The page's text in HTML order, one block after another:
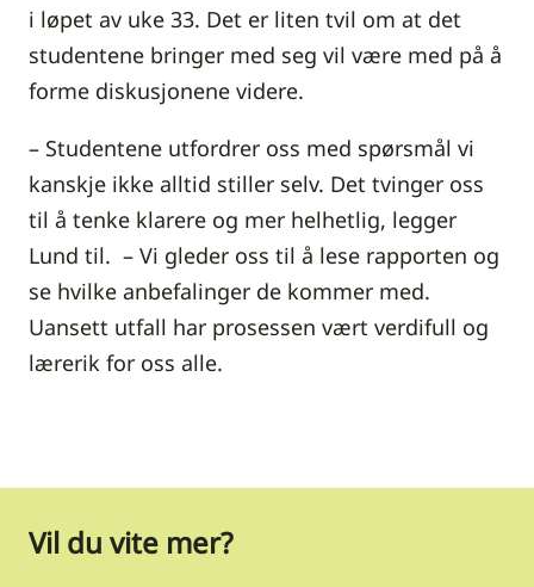
i løpet av uke 33. Det er liten tvil om at det
studentene bringer med seg vil være med på å
forme diskusjonene videre.
– Studentene utfordrer oss med spørsmål vi
kanskje ikke alltid stiller selv. Det tvinger oss
til å tenke klarere og mer helhetlig, legger
Lund til. – Vi gleder oss til å lese rapporten og
se hvilke anbefalinger de kommer med.
Uansett utfall har prosessen vært verdifull og
lærerik for oss alle.
Vil du vite mer?